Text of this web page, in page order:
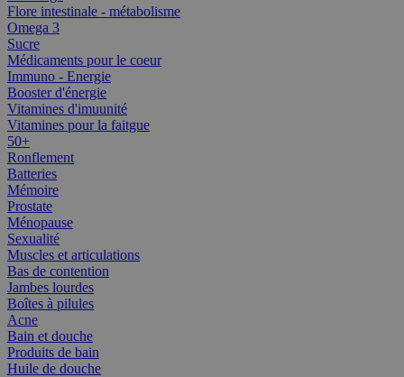
Flore intestinale - métabolisme
Omega 3
Sucre
Médicaments pour le coeur
Immuno - Energie
Booster d'énergie
Vitamines d'imuunité
Vitamines pour la faitgue
50+
Ronflement
Batteries
Mémoire
Prostate
Ménopause
Sexualité
Muscles et articulations
Bas de contention
Jambes lourdes
Boîtes à pilules
Acne
Bain et douche
Produits de bain
Huile de douche